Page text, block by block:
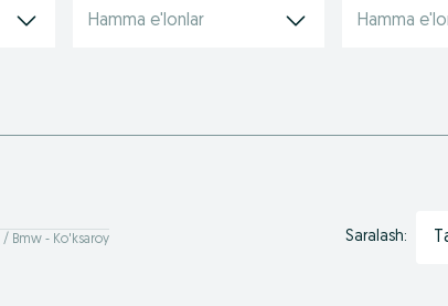
Hamma e'lonlar Hamma
Bmw - Ko'ksaroy Saralash: